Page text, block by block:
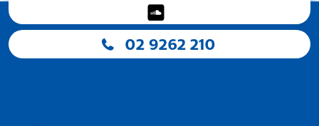
02 9262 210